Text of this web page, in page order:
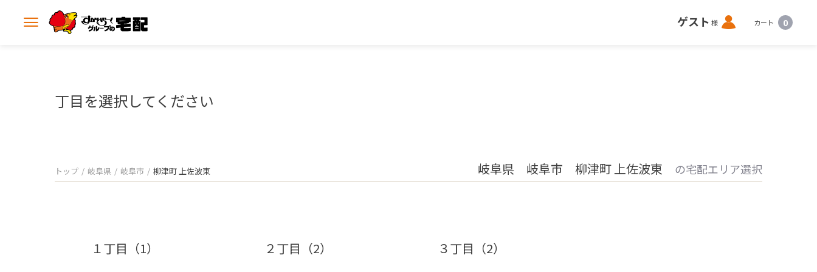
メ
ゲスト 様 ロ
グ
カート 0
丁目を選択してください
トップ 岐阜県 岐阜市 柳津町 上佐波東 岐阜県 岐阜市 柳津町 上佐波東 の宅配エリア選択
１丁目（1） ２丁目（2） ３丁目（2）